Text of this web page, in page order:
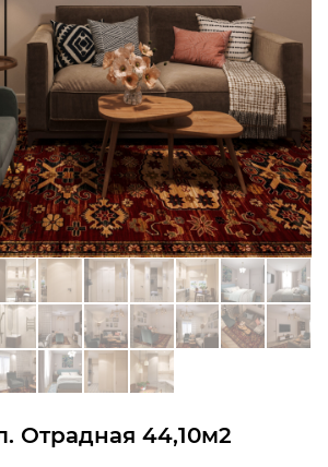
Отрадная 44,10м2